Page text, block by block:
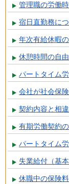
管理職の労働
宿日直勤務に
年次有給休暇
休憩時間の自
パートタイム
会社が社会保
契約内容と相
有期労働契約
パートタイム
失業給付（基
休職中の保険